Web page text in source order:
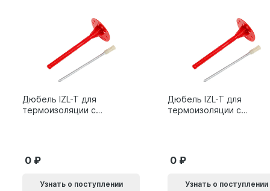
Дюбель IZL-T для
термоизоляции с
0
Узнать о поступлении
Дюбель IZL-T для
термоизоляции с
0
Узнать о поступлении